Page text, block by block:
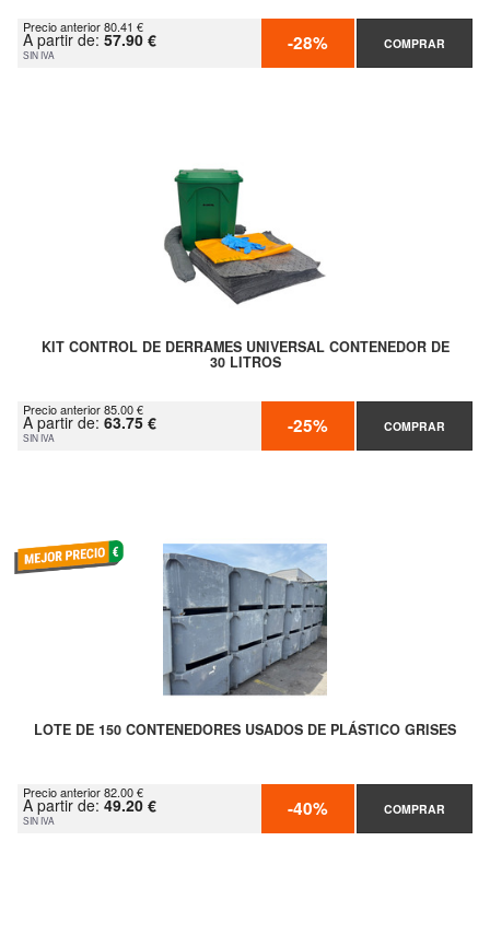
Precio anterior 80.41 €
A partir de: 57.90 €
SIN IVA -28% COMPRAR
KIT CONTROL DE DERRAMES UNIVERSAL CONTENEDOR DE
30 LITROS
Precio anterior 85.00 €
A partir de: 63.75 €
SIN IVA -25% COMPRAR
LOTE DE 150 CONTENEDORES USADOS DE PLÁSTICO GRISES
Precio anterior 82.00 €
A partir de: 49.20 €
SIN IVA -40% COMPRAR